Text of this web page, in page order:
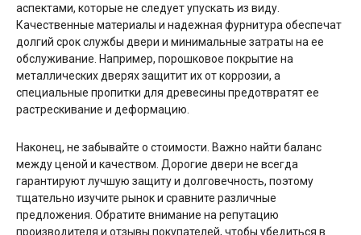
аспектами, которые не следует упускать из виду.
Качественные материалы и надежная фурнитура обеспечат
долгий срок службы двери и минимальные затраты на ее
обслуживание. Например, порошковое покрытие на
металлических дверях защитит их от коррозии, а
специальные пропитки для древесины предотвратят ее
растрескивание и деформацию.
Наконец, не забывайте о стоимости. Важно найти баланс
между ценой и качеством. Дорогие двери не всегда
гарантируют лучшую защиту и долговечность, поэтому
тщательно изучите рынок и сравните различные
предложения. Обратите внимание на репутацию
производителя и отзывы покупателей, чтобы убедиться в